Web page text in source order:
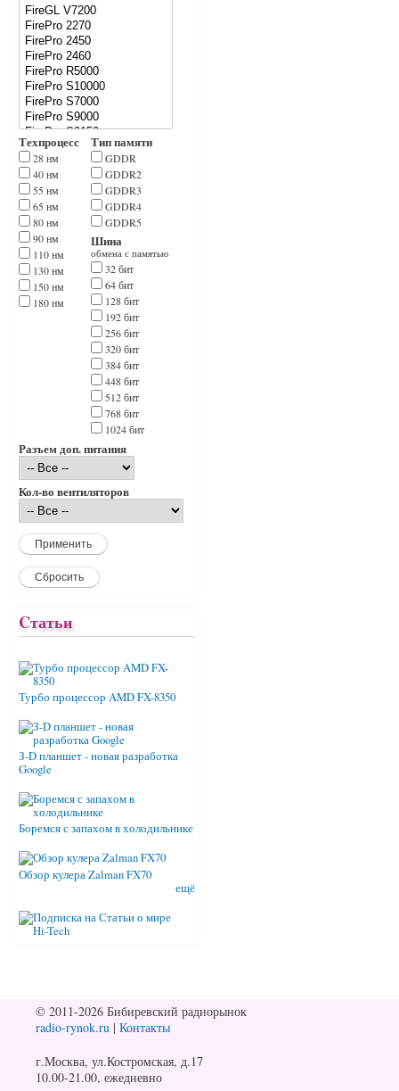
Техпроцесс
28 нм
40 нм
55 нм
65 нм
80 нм
90 нм
110 нм
130 нм
150 нм
180 нм
Тип памяти
GDDR
GDDR2
GDDR3
GDDR4
GDDR5
Шина
обмена с памятью
32 бит
64 бит
128 бит
192 бит
256 бит
320 бит
384 бит
448 бит
512 бит
768 бит
1024 бит
Разъем доп. питания
Кол-во вентиляторов
Cтатьи
Турбо процессор AMD FX-8350
З-D планшет - новая разработка
Google
Боремся с запахом в холодильнике
Обзор кулера Zalman FX70
ещё
© 2011-2026 Бибиревский радиорынок
radio-rynok.ru | Контакты
г.Москва, ул.Костромская, д.17
10.00-21.00, ежедневно